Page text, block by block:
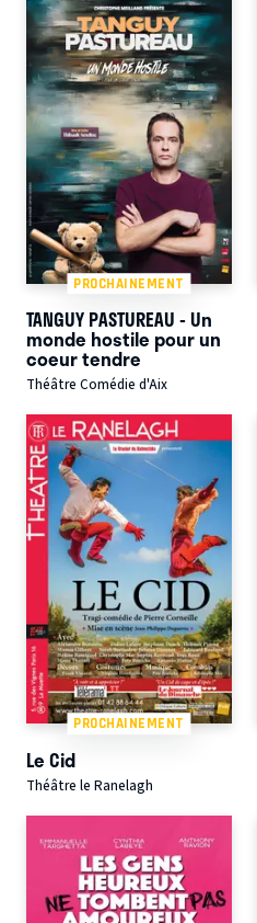
PROCHAINEMENT
TANGUY PASTUREAU - Un
monde hostile pour un
coeur tendre
Théâtre Comédie d'Aix
PROCHAINEMENT
Le Cid
Théâtre le Ranelagh